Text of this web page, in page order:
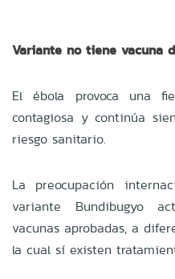
Variante no tiene vacuna
El ébola provoca una
contagiosa y continúa
riesgo sanitario.
La preocupación
variante Bundibugyo
vacunas aprobadas, a
la cual sí existen